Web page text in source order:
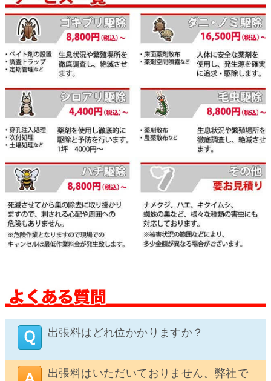
出張料はどれ位かかりますか？
出張料はいただいておりません。弊社で